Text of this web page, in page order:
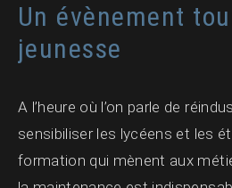
Un évènement
jeunesse
A l’heure où l’on parle de
sensibiliser les lycéens et les
formation qui mènent aux